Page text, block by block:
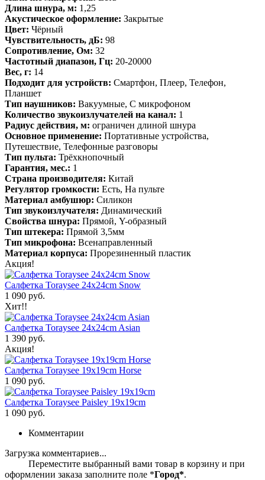
Длина шнура, м: 1,25
Акустическое оформление: Закрытые
Цвет: Чёрный
Чувствительность, дБ: 98
Сопротивление, Ом: 32
Частотный диапазон, Гц: 20-20000
Вес, г: 14
Подходит для устройств: Смартфон, Плеер, Телефон,
Планшет
Тип наушников: Вакуумные, С микрофоном
Количество звукоизлучателей на канал: 1
Радиус действия, м: ограничен длиной шнура
Основное применение: Портативные устройства,
Путешествие, Телефонные разговоры
Тип пульта: Трёхкнопочный
Гарантия, мес.: 1
Страна производителя: Китай
Регулятор громкости: Есть, На пульте
Материал амбушюр: Силикон
Тип звукоизлучателя: Динамический
Свойства шнура: Прямой, Y-образный
Тип штекера: Прямой 3,5мм
Тип микрофона: Всенаправленный
Материал корпуса: Прорезиненный пластик
Акция!
Салфетка Toraysee 24x24cm Snow
1 090 руб.
Хит!!
Салфетка Toraysee 24x24cm Asian
1 390 руб.
Акция!
Салфетка Toraysee 19x19cm Horse
1 090 руб.
Салфетка Toraysee Paisley 19x19cm
1 090 руб.
Комментарии
Загрузка комментариев...
Переместите выбранный вами товар в корзину и при
оформлении заказа заполните поле *Город*.